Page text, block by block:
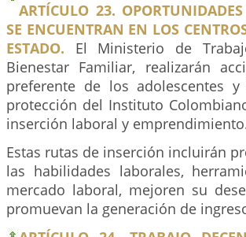
ARTÍCULO 23.
SE ENCUENTRAN EN LOS
ESTADO. El Ministerio de
Bienestar Familiar, realizarán
preferente de los adolescentes
protección del Instituto
inserción laboral y
Estas rutas de inserción incluirán
las habilidades laborales,
mercado laboral, mejoren su
promuevan la generación de